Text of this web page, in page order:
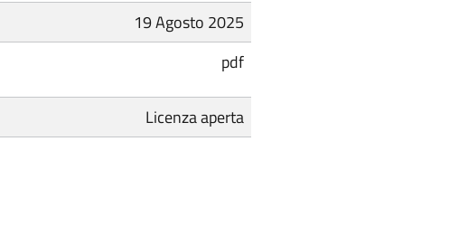
19 Agosto 2025
pdf
Licenza aperta